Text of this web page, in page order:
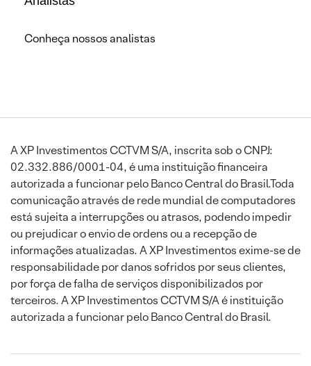
Conheça nossos analistas
A XP Investimentos CCTVM S/A, inscrita sob o CNPJ:
02.332.886/0001-04, é uma instituição financeira
autorizada a funcionar pelo Banco Central do Brasil.Toda
comunicação através de rede mundial de computadores
está sujeita a interrupções ou atrasos, podendo impedir
ou prejudicar o envio de ordens ou a recepção de
informações atualizadas. A XP Investimentos exime-se de
responsabilidade por danos sofridos por seus clientes,
por força de falha de serviços disponibilizados por
terceiros. A XP Investimentos CCTVM S/A é instituição
autorizada a funcionar pelo Banco Central do Brasil.